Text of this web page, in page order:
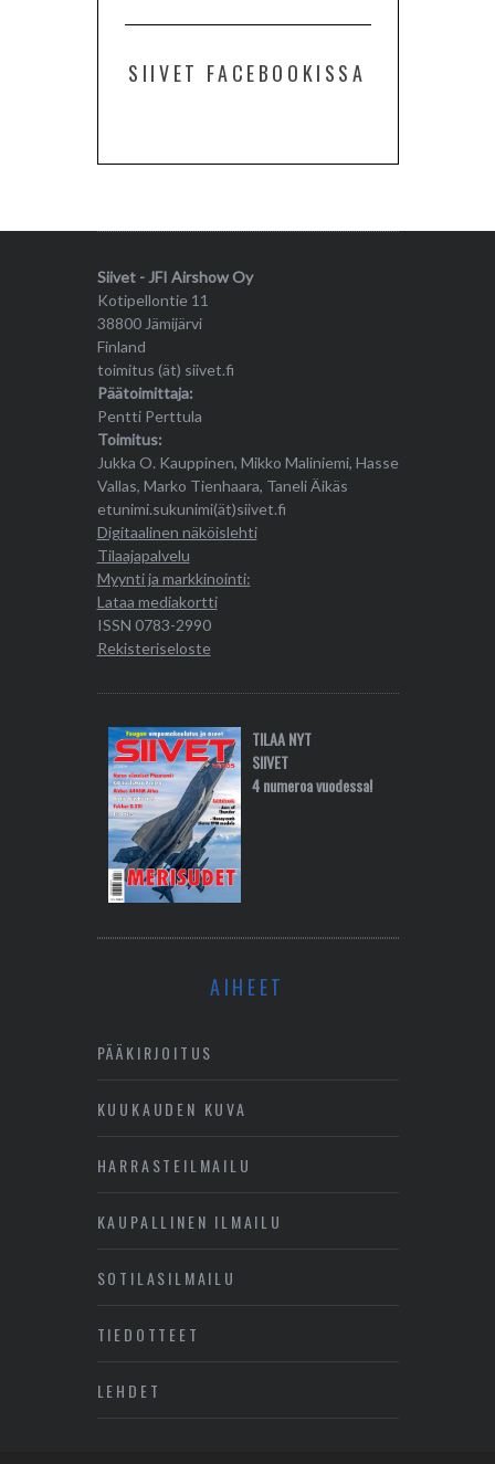
SIIVET FACEBOOKISSA
Siivet - JFI Airshow Oy
Kotipellontie 11
38800 Jämijärvi
Finland
toimitus (ät) siivet.fi
Päätoimittaja:
Pentti Perttula
Toimitus:
Jukka O. Kauppinen, Mikko Maliniemi, Hasse
Vallas, Marko Tienhaara, Taneli Äikäs
etunimi.sukunimi(ät)siivet.fi
Digitaalinen näköislehti
Tilaajapalvelu
Myynti ja markkinointi:
Lataa mediakortti
ISSN 0783-2990
Rekisteriseloste
TILAA NYT
SIIVET
4 numeroa vuodessa!
AIHEET
PÄÄKIRJOITUS
KUUKAUDEN KUVA
HARRASTEILMAILU
KAUPALLINEN ILMAILU
SOTILASILMAILU
TIEDOTTEET
LEHDET